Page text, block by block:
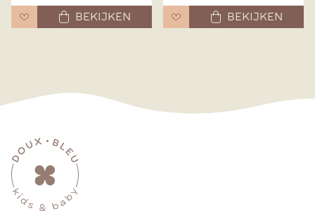
BEKIJKEN
BEKIJKEN